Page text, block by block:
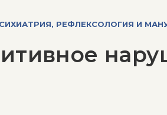
РЕФЛЕКСОЛОГИЯ И